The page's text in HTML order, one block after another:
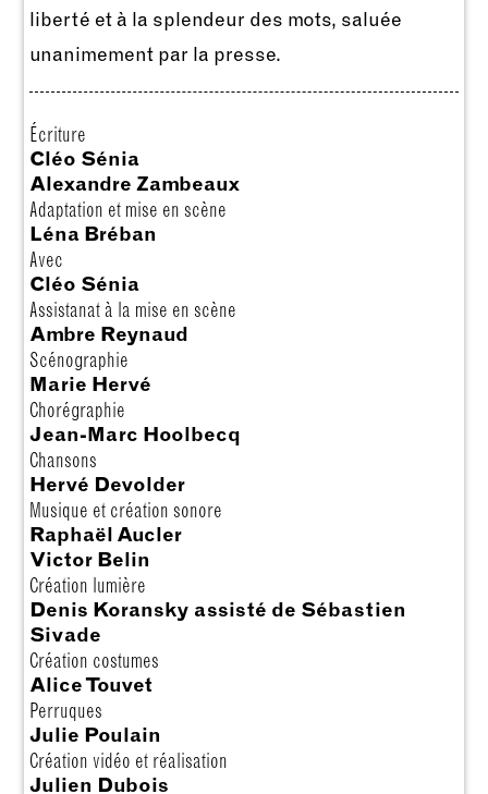
liberté et à la splendeur des mots, saluée
unanimement par la presse.
Écriture
Cléo Sénia
Alexandre Zambeaux
Adaptation et mise en scène
Léna Bréban
Avec
Cléo Sénia
Assistanat à la mise en scène
Ambre Reynaud
Scénographie
Marie Hervé
Chorégraphie
Jean-Marc Hoolbecq
Chansons
Hervé Devolder
Musique et création sonore
Raphaël Aucler
Victor Belin
Création lumière
Denis Koransky assisté de Sébastien
Sivade
Création costumes
Alice Touvet
Perruques
Julie Poulain
Création vidéo et réalisation
Julien Dubois